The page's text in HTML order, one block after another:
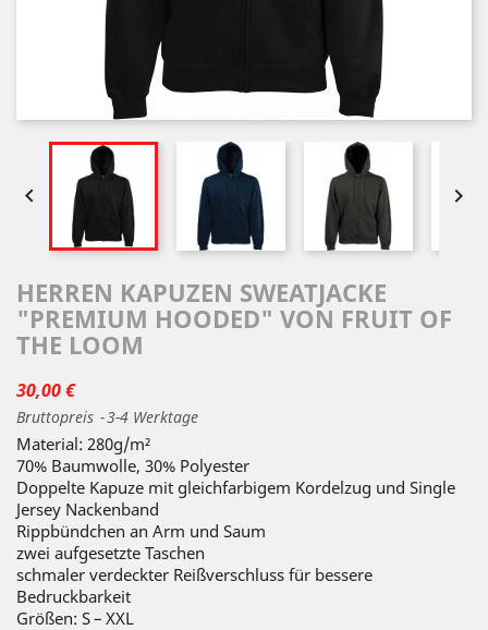
 
HERREN KAPUZEN SWEATJACKE
"PREMIUM HOODED" VON FRUIT OF
THE LOOM
30,00 €
Bruttopreis 3-4 Werktage
Material: 280g/m²
70% Baumwolle, 30% Polyester
Doppelte Kapuze mit gleichfarbigem Kordelzug und Single
Jersey Nackenband
Rippbündchen an Arm und Saum
zwei aufgesetzte Taschen
schmaler verdeckter Reißverschluss für bessere
Bedruckbarkeit
Größen: S – XXL